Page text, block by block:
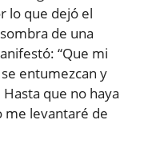
lo que dejó el
de una
“Que mi
entumezcan y
que no haya
me levantaré de